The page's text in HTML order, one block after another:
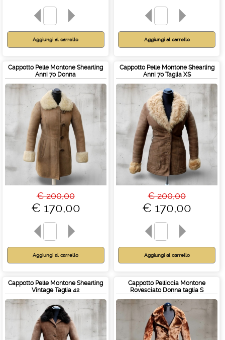
Cappotto Pelle Montone Shearling
Anni 70 Donna
€ 200,00
€ 170,00
Cappotto Pelle Montone Shearling
Anni 70 Taglia XS
€ 200,00
€ 170,00
Cappotto Pelle Montone Shearling
Vintage Taglia 42
Cappotto Pelliccia Montone
Rovesciato Donna taglia S